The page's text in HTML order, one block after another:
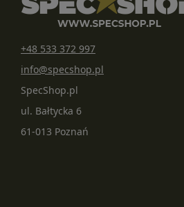
+48 533 372 997
info@specshop.pl
SpecShop.pl
ul. Bałtycka 6
61-013 Poznań